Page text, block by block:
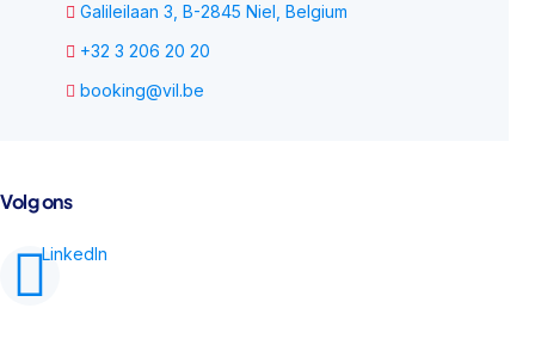
Galileilaan 3, B-2845 Niel, Belgium
+32 3 206 20 20
booking@vil.be
Volg ons